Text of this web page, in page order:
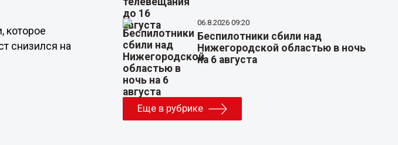
которое
снизился на
06.8.2026 09:20
Беспилотники сбили над
Нижегородской областью в ночь
на 6 августа
Еще в рубрике